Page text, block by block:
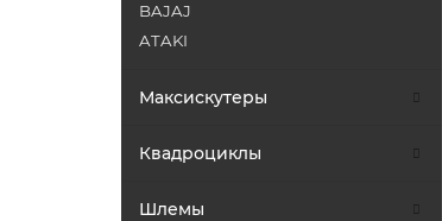
BAJAJ
ATAKI
Максискутеры
Квадроциклы
Шлемы